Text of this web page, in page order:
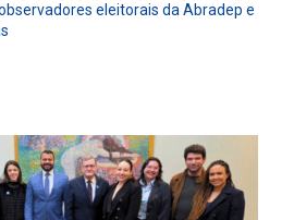
eleitorais da Abradep e